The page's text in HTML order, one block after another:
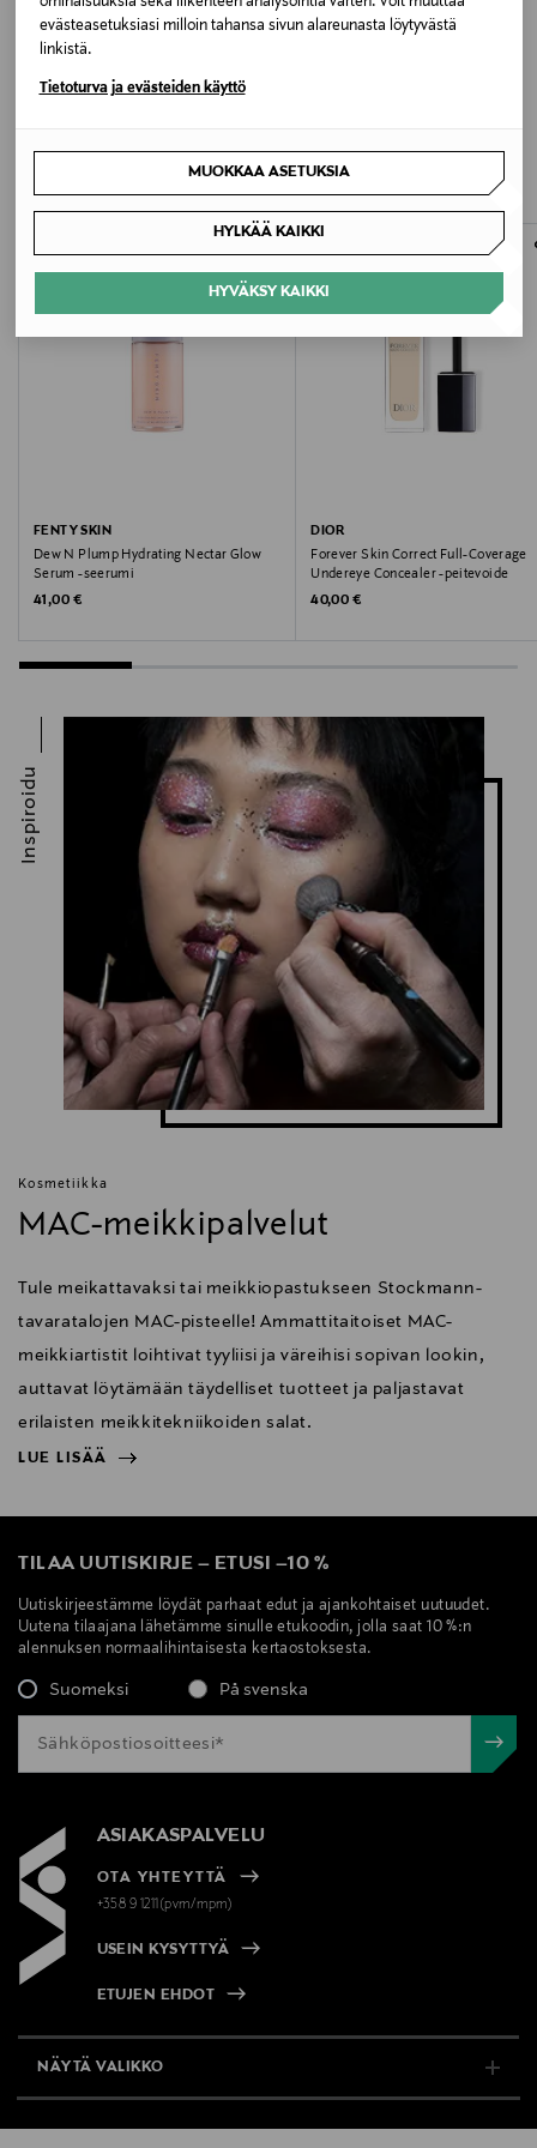
evästeasetuksiasi milloin tahansa sivun alareunasta löytyvästä
linkistä.
Tietoturva ja evästeiden käyttö
MUOKKAA ASETUKSIA
HYLKÄÄ KAIKKI
HYVÄKSY KAIKKI
csfinland@fi.estee.com
TUOTTEITA
FENTY SKIN
Dew N Plump Hydrating Nectar Glow
Serum -seerumi
Original Price
41,00 €
DIOR
Forever Skin Correct Full-Coverage
Undereye Concealer -peitevoide
Original Price
40,00 €
Kosmetiikka
MAC-meikkipalvelut
Tule meikattavaksi tai meikkiopastukseen Stockmann-
tavaratalojen MAC-pisteelle! Ammattitaitoiset MAC-
meikkiartistit loihtivat tyyliisi ja väreihisi sopivan lookin,
auttavat löytämään täydelliset tuotteet ja paljastavat
erilaisten meikkitekniikoiden salat.
LUE LISÄÄ
Inspiroidu
TILAA UUTISKIRJE – ETUSI –10 %
Uutiskirjeestämme löydät parhaat edut ja ajankohtaiset uutuudet.
Uutena tilaajana lähetämme sinulle etukoodin, jolla saat 10 %:n
alennuksen normaalihintaisesta kertaostoksesta.
Suomeksi På svenska
ASIAKASPALVELU
OTA YHTEYTTÄ
+358 9 1211(pvm/mpm)
USEIN KYSYTTYÄ
ETUJEN EHDOT
NÄYTÄ VALIKKO